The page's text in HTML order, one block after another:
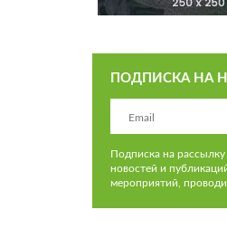
ПОДПИСКА НА
Подписка на
новостей и
мероприятий,